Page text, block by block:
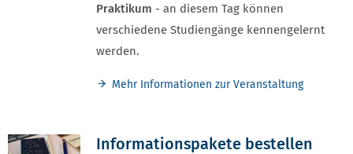
Praktikum - an diesem Tag können
verschiedene Studiengänge kennengelernt
werden.
Mehr Informationen zur Veranstaltung
Informationspakete bestellen